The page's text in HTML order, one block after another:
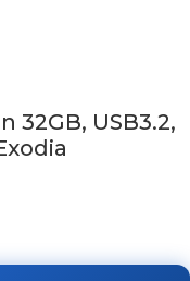
32GB, USB3.2,